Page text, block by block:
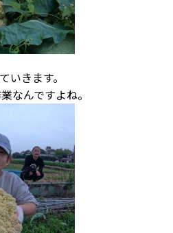
いきます。
なんですよね。